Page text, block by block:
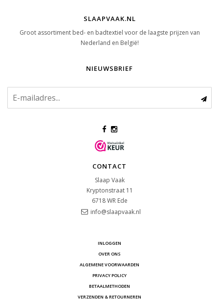
SLAAPVAAK.NL
Groot assortiment bed- en badtextiel voor de laagste prijzen van
Nederland en België!
NIEUWSBRIEF
CONTACT
Slaap Vaak
Kryptonstraat 11
6718 WR Ede
info@slaapvaak.nl
INLOGGEN
OVER ONS
ALGEMENE VOORWAARDEN
PRIVACY POLICY
BETAALMETHODEN
VERZENDEN & RETOURNEREN